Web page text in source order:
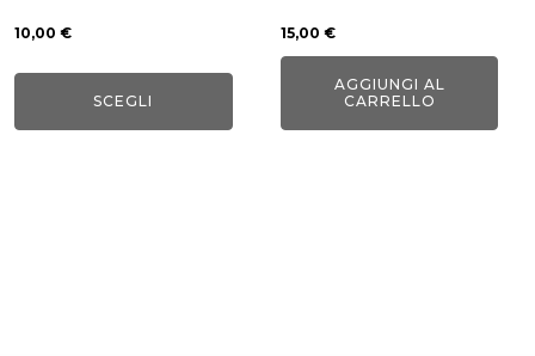
10,00 €
SCEGLI
pagina
prodotto
15,00 €
AGGIUNGI AL
CARRELLO